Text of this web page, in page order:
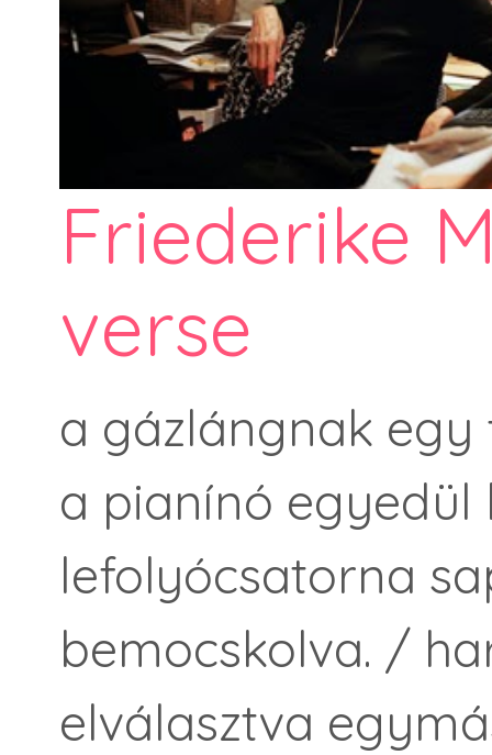
Friederike
verse
a gázlángnak
a pianínó egyedül
lefolyócsatorna
bemocskolva. /
elválasztva